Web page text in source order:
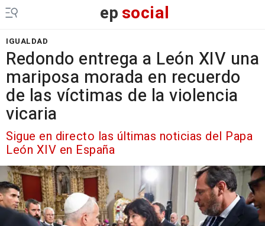
epsocial
IGUALDAD
Redondo entrega a León XIV una
mariposa morada en recuerdo
de las víctimas de la violencia
vicaria
Sigue en directo las últimas noticias del Papa
León XIV en España